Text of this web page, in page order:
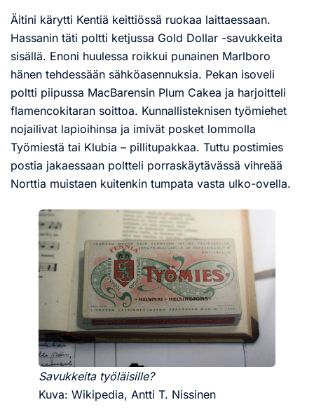
Äitini kärytti Kentiä keittiössä ruokaa laittaessaan.
Hassanin täti poltti ketjussa Gold Dollar -savukkeita
sisällä. Enoni huulessa roikkui punainen Marlboro
hänen tehdessään sähköasennuksia. Pekan isoveli
poltti piipussa MacBarensin Plum Cakea ja harjoitteli
flamencokitaran soittoa. Kunnallisteknisen työmiehet
nojailivat lapioihinsa ja imivät posket lommolla
Työmiestä tai Klubia – pillitupakkaa. Tuttu postimies
postia jakaessaan poltteli porraskäytävässä vihreää
Norttia muistaen kuitenkin tumpata vasta ulko-ovella.
Savukkeita työläisille?
Kuva: Wikipedia, Antti T. Nissinen